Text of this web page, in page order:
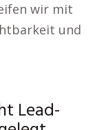
wir mit
und
Lead-